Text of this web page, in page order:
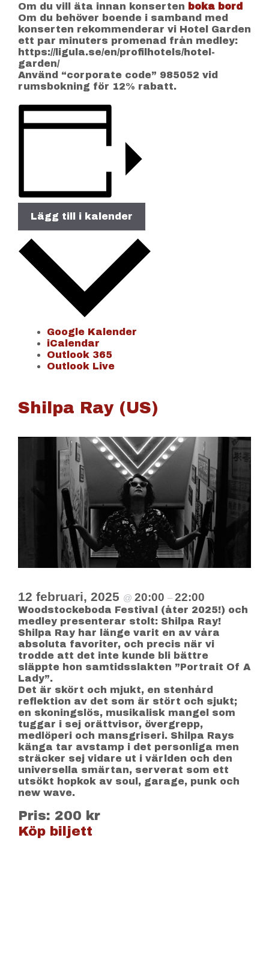
Om du vill äta innan konserten boka bord
Om du behöver boende i samband med
konserten rekommenderar vi Hotel Garden
ett par minuters promenad från medley:
https://ligula.se/en/profilhotels/hotel-
garden/
Använd “corporate code” 985052 vid
rumsbokning för 12% rabatt.
Lägg till i kalender
Google Kalender
iCalendar
Outlook 365
Outlook Live
Shilpa Ray (US)
12 februari, 2025 @ 20:00 – 22:00
Woodstockeboda Festival (åter 2025!) och
medley presenterar stolt: Shilpa Ray!
Shilpa Ray har länge varit en av våra
absoluta favoriter, och precis när vi
trodde att det inte kunde bli bättre
släppte hon samtidsslakten ”Portrait Of A
Lady”.
Det är skört och mjukt, en stenhård
reflektion av det som är stört och sjukt;
en skoningslös, musikalisk mangel som
tuggar i sej orättvisor, övergrepp,
medlöperi och mansgriseri. Shilpa Rays
känga tar avstamp i det personliga men
sträcker sej vidare ut i världen och den
universella smärtan, serverat som ett
utsökt hopkok av soul, garage, punk och
new wave.
Pris: 200 kr
Köp biljett